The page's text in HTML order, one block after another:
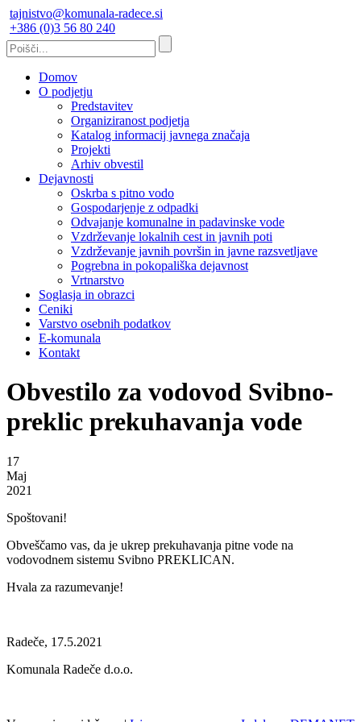
tajnistvo@komunala-radece.si
+386 (0)3 56 80 240
Domov
O podjetju
Predstavitev
Organiziranost podjetja
Katalog informacij javnega značaja
Projekti
Arhiv obvestil
Dejavnosti
Oskrba s pitno vodo
Gospodarjenje z odpadki
Odvajanje komunalne in padavinske vode
Vzdrževanje lokalnih cest in javnih poti
Vzdrževanje javnih površin in javne razsvetljave
Pogrebna in pokopališka dejavnost
Vrtnarstvo
Soglasja in obrazci
Ceniki
Varstvo osebnih podatkov
E-komunala
Kontakt
Obvestilo za vodovod Svibno-
preklic prekuhavanja vode
17
Maj
2021
Spoštovani!
Obveščamo vas, da je ukrep prekuhavanja pitne vode na
vodovodnem sistemu Svibno PREKLICAN.
Hvala za razumevanje!
Radeče, 17.5.2021
Komunala Radeče d.o.o.